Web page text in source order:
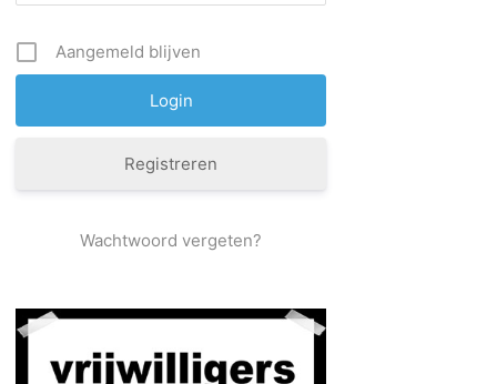
Aangemeld blijven
Registreren
Wachtwoord vergeten?